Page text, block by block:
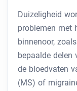
Duizeligheid
problemen met
binnenoor,
bepaalde delen
de bloedvaten
(MS) of